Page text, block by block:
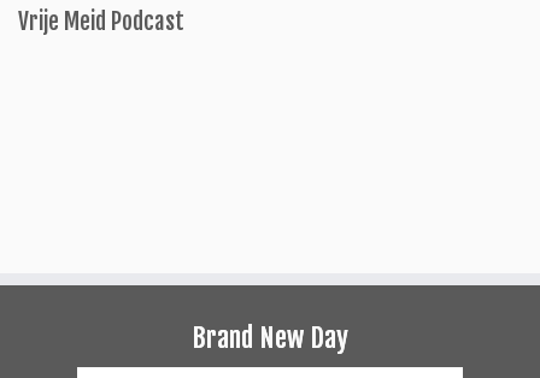
Vrije Meid Podcast
Brand New Day